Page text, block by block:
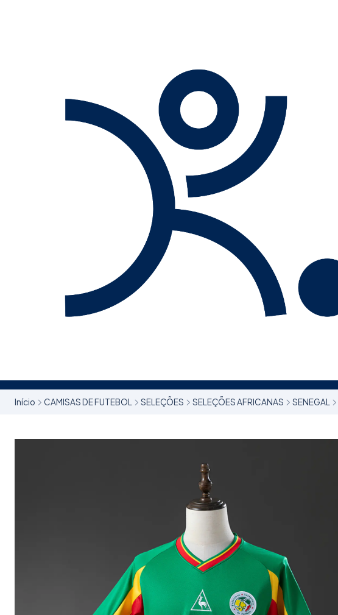
Início CAMISAS DE FUTEBOL SELEÇÕES SELEÇÕES AFRICANAS SENEGAL